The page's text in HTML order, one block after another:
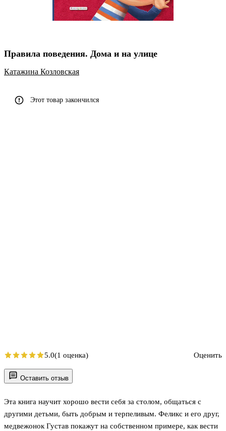
Оставить отзыв
Эта книга научит хорошо вести себя за столом, общаться с
другими детьми, быть добрым и терпеливым. Феликс и его друг,
медвежонок Густав покажут на собственном примере, как вести
Правила поведения. Дома и на улице
Катажина Козловская
Этот товар закончился
5.0(1 оценка) Оценить